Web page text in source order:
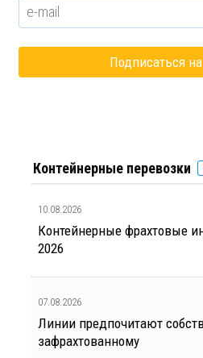
Контейнерные перевозки
10.08.2026
Контейнерные фрахтовые
2026
07.08.2026
Линии предпочитают
зафрахтованному